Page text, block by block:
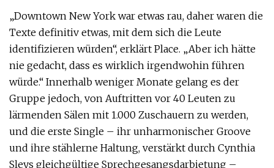
„Downtown New York war etwas rau, daher waren die
Texte definitiv etwas, mit dem sich die Leute
identifizieren würden“, erklärt Place. „Aber ich hätte
nie gedacht, dass es wirklich irgendwohin führen
würde.“ Innerhalb weniger Monate gelang es der
Gruppe jedoch, von Auftritten vor 40 Leuten zu
lärmenden Sälen mit 1.000 Zuschauern zu werden,
und die erste Single – ihr unharmonischer Groove
und ihre stählerne Haltung, verstärkt durch Cynthia
Sleys gleichgültige Sprechgesangsdarbietung –